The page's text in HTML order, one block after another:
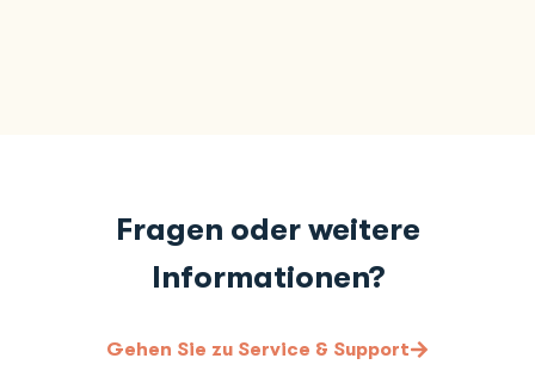
Fragen oder weitere
Informationen?
Gehen Sie zu Service & Support